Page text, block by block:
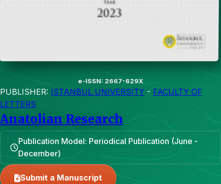
e-ISSN: 2667-629X
PUBLISHER: ISTANBUL UNIVERSITY - FACULTY OF
LETTERS
Anatolian Research
Publication Model: Periodical Publication (June -
December)
Submit a Manuscript